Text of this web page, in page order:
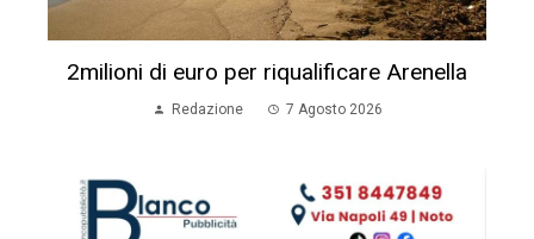
2milioni di euro per riqualificare Arenella
Redazione 7 Agosto 2026